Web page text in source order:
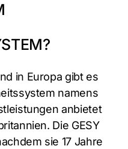
in Europa gibt es
namens
anbietet
Die GESY
sie 17 Jahre